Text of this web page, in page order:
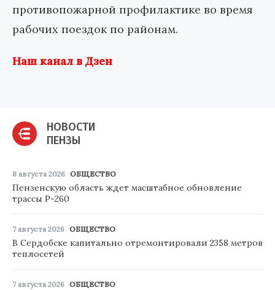
противопожарной профилактике во время
рабочих поездок по районам.
Наш канал в Дзен
НОВОСТИ
ПЕНЗЫ
8 августа 2026 ОБЩЕСТВО
Пензенскую область ждет масштабное обновление
трассы Р-260
7 августа 2026 ОБЩЕСТВО
В Сердобске капитально отремонтировали 2358 метров
теплосетей
7 августа 2026 ОБЩЕСТВО